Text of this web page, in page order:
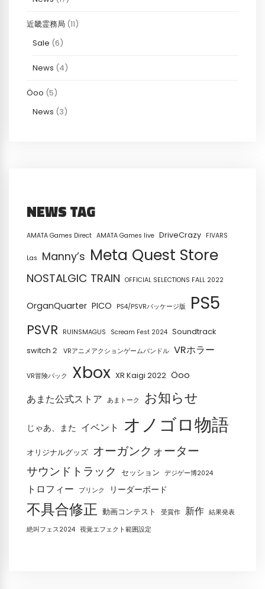
近畿霊務局 (11)
Sale (6)
News (4)
Öoo (5)
News (3)
NEWS TAG
AMATA Games Direct AMATA Games live DriveCrazy FIVARS
Las Manny’s Meta Quest Store
NOSTALGIC TRAIN OFFICIAL SELECTIONS FALL 2022
OrganQuarter PICO PS4/PSVRパッケージ版 PS5
PSVR RUINSMAGUS Scream Fest 2024 Soundtrack
switch２
VRアニメアクションゲームバンドル VRホラー
VR冒険パック Xbox XR Kaigi 2022 Öoo
あまた公式ストア あまトーク お知らせ
じゃあ、また イベント オノゴロ物語
オリジナルグッズ オーガンクォーター
サウンドトラック セッション デジゲー博2024
トロフィー ブリンク リーダーボード
不具合修正 動画コンテスト 受賞作 新作 結果発表
絶叫フェス2024 視覚エフェクト範囲設定